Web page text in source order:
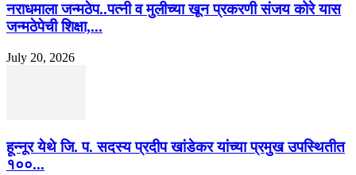
नराधमाला जन्मठेप..पत्नी व मुलीच्या खून प्रकरणी संजय कोरे यास
जन्मठेपेची शिक्षा,...
July 20, 2026
हून्नूर येथे जि. प. सदस्य प्रदीप खांडेकर यांच्या प्रमुख उपस्थितीत
१००...